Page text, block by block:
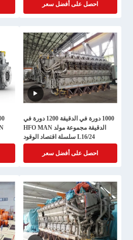
احصل على أفضل سعر
1000 دورة في الدقيقة 1200 دورة في
الدقيقة مجموعة مولد HFO MAN
L16/24 سلسلة اقتصاد الوقود
احصل على أفضل سعر